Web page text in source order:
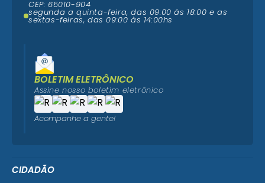
CIDADÃO
CEP: 65010-904
segunda a quinta-feira, das 09:00 ás 18:00 e as
sextas-feiras, das 09:00 às 14:00hs
BOLETIM ELETRÔNICO
Assine nosso boletim eletrônico
Acompanhe a gente!